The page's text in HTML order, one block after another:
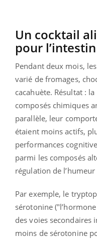
Un cocktail
pour
Pendant deux mois,
varié de fromages,
cacahuète. Résultat :
composés chimiques
parallèle, leur
étaient moins actifs,
performances
parmi les composés
régulation de
Par exemple, le
sérotonine
des voies secondaires
moins de sérotonine